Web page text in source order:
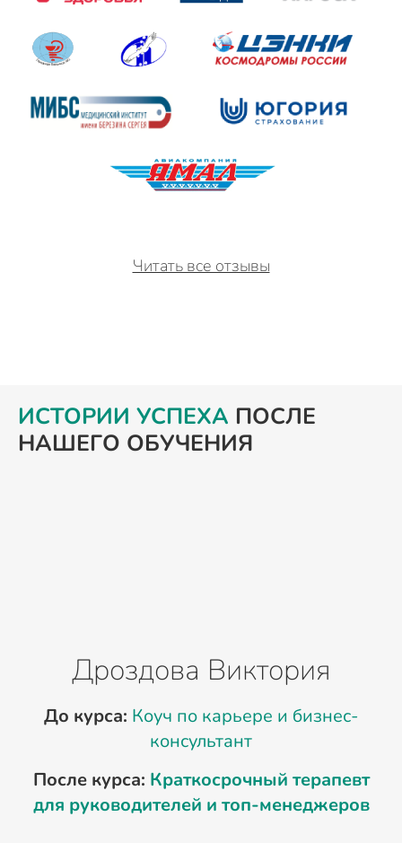
Читать все отзывы
ИСТОРИИ УСПЕХА ПОСЛЕ
НАШЕГО ОБУЧЕНИЯ
Дроздова Виктория
До курса: Коуч по карьере и бизнес-
консультант
После курса: Краткосрочный терапевт
для руководителей и топ-менеджеров